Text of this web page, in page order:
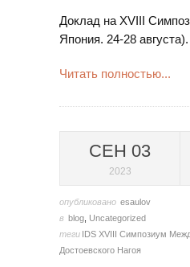
Доклад на XVIII
Япония. 24-28 августа).
Читать полностью...
СЕН 03
2023
опубликовано esaulov
в blog Uncategorized
теги IDS XVIII Симпозиум
Достоевского Нагоя